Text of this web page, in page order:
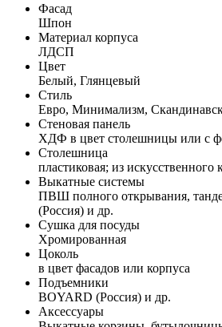
Фасад
Шпон
Материал корпуса
ЛДСП
Цвет
Белый, Глянцевый
Стиль
Евро, Минимализм,
Стеновая панель
ХДФ в цвет столешницы или с
Столешница
пластиковая; из искусственного
Выкатные системы
ПВШ полного открывания,
(Россия) и др.
Сушка для посуды
Хромированная
Цоколь
в цвет фасадов или корпуса
Подъемники
BOYARD (Россия) и др.
Аксессуары